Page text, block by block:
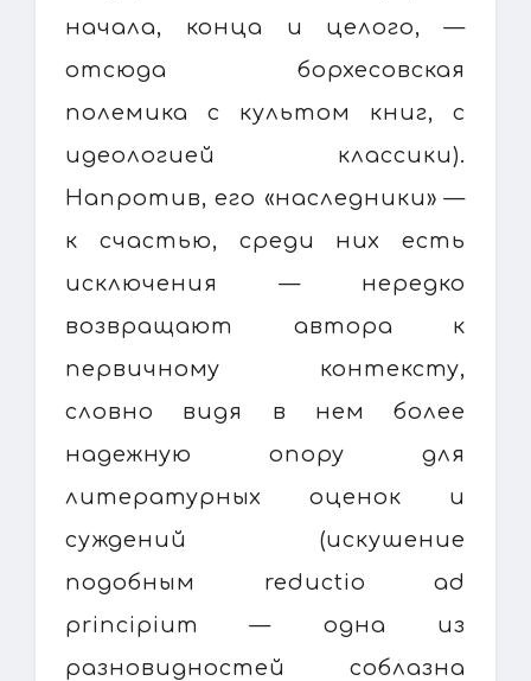
начала, конца и целого, —
отсюда борхесовская
полемика с культом книг, с
идеологией классики).
Напротив, его «наследники» —
к счастью, среди них есть
исключения — нередко
возвращают автора к
первичному контексту,
словно видя в нем более
надежную опору для
литературных оценок и
суждений (искушение
подобным reductio ad
principium — одна из
разновидностей соблазна